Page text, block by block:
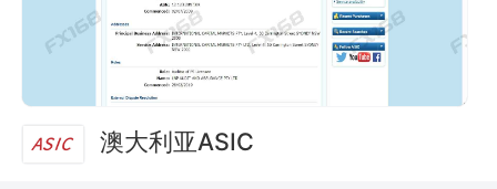
澳大利亚ASIC